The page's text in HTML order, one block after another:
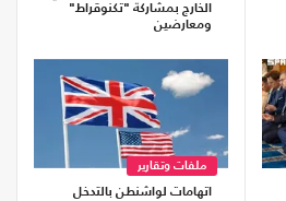
الخارج بمشاركة "تكنوقراط"
ومعارضين
ملفات وتقارير
اتهامات لواشنطن بالتدخل